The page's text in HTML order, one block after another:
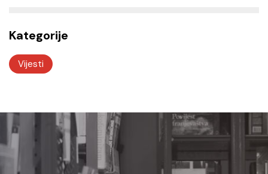
Kategorije
Vijesti